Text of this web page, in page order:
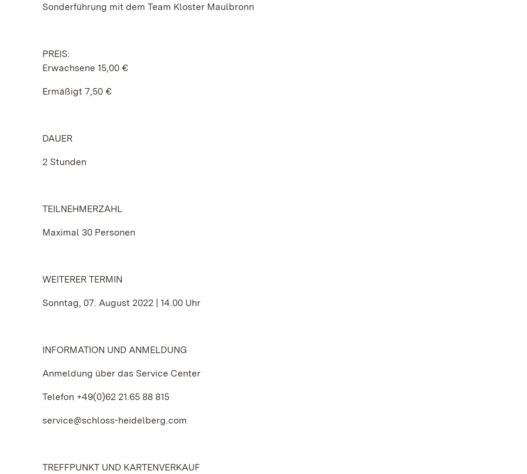
Sonderführung mit dem Team Kloster Maulbronn
PREIS:
Erwachsene 15,00 €
Ermäßigt 7,50 €
DAUER
2 Stunden
TEILNEHMERZAHL
Maximal 30 Personen
WEITERER TERMIN
Sonntag, 07. August 2022 | 14.00 Uhr
INFORMATION UND ANMELDUNG
Anmeldung über das Service Center
Telefon +49(0)62 21.65 88 815
service@schloss-heidelberg.com
TREFFPUNKT UND KARTENVERKAUF